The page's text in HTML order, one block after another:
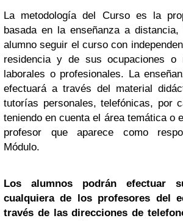
La metodología del Curso es la
basada en la enseñanza a
alumno seguir el curso con
residencia y de sus ocupaciones o
laborales o profesionales. La
efectuará a través del material
tutorías personales, telefónicas, por
teniendo en cuenta el área temática o
profesor que aparece como
Módulo.
Los alumnos podrán efectuar
cualquiera de los profesores del
través de las direcciones de